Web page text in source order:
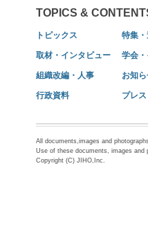
TOPICS &
トピックス 特集
取材・インタビュー 学会
組織改編・人事 お知
行政資料 プレ
All documents,images and
Use of these documents, images and
Copyright (C) JIHO,Inc.